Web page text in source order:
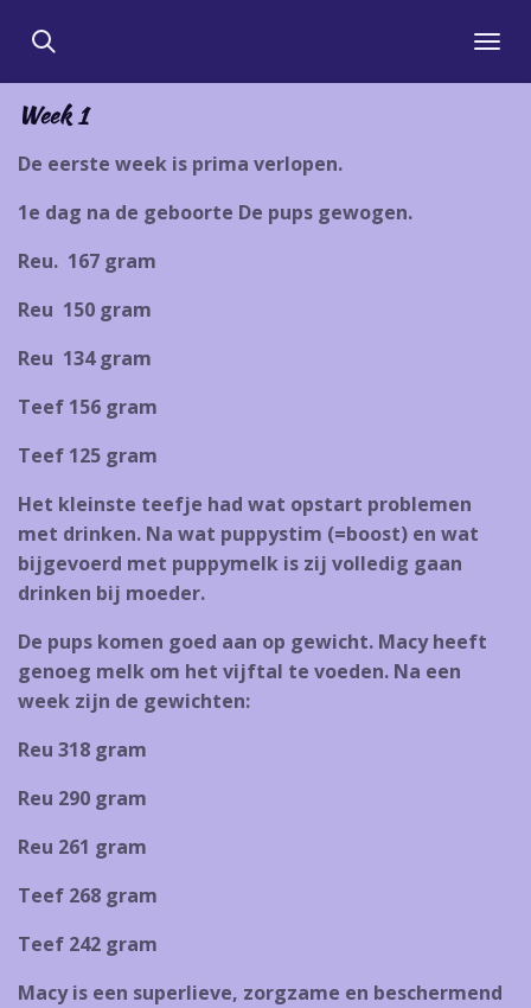
direct
naar
de
Week 1
De eerste week is prima verlopen.
1e dag na de geboorte De pups gewogen.
Reu. 167 gram
Reu 150 gram
Reu 134 gram
Teef 156 gram
Teef 125 gram
Het kleinste teefje had wat opstart problemen
met drinken. Na wat puppystim (=boost) en wat
bijgevoerd met puppymelk is zij volledig gaan
drinken bij moeder.
De pups komen goed aan op gewicht. Macy heeft
genoeg melk om het vijftal te voeden. Na een
week zijn de gewichten:
Reu 318 gram
Reu 290 gram
Reu 261 gram
Teef 268 gram
Teef 242 gram
Macy is een superlieve, zorgzame en beschermend